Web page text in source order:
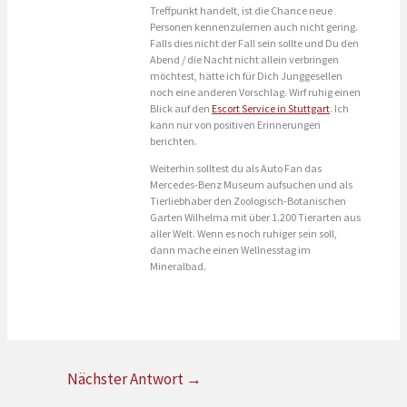
Treffpunkt handelt, ist die Chance neue
Personen kennenzulernen auch nicht gering.
Falls dies nicht der Fall sein sollte und Du den
Abend / die Nacht nicht allein verbringen
möchtest, hätte ich für Dich Junggesellen
noch eine anderen Vorschlag. Wirf ruhig einen
Blick auf den Escort Service in Stuttgart. Ich
kann nur von positiven Erinnerungen
berichten.
Weiterhin solltest du als Auto Fan das
Mercedes-Benz Museum aufsuchen und als
Tierliebhaber den Zoologisch-Botanischen
Garten Wilhelma mit über 1.200 Tierarten aus
aller Welt. Wenn es noch ruhiger sein soll,
dann mache einen Wellnesstag im
Mineralbad.
Nächster Antwort →